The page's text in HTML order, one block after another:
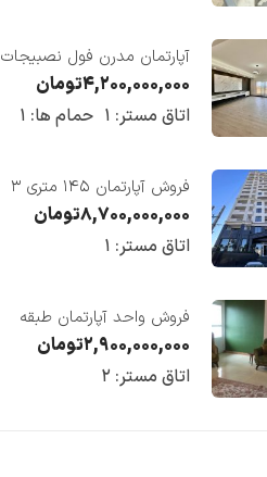
آپارتمان مدرن فول نصبیجات
ساحلی/فریدونکنار
۴,۲۰۰,۰۰۰,۰۰۰تومان
اتاق مستر: ۱ حمام ها: ۱
فروش آپارتمان ۱۴۵ متری ۳
خوابه در فریدونکنار
۸,۷۰۰,۰۰۰,۰۰۰تومان
اتاق مستر: ۱
فروش واحد آپارتمان طبقه
چهارم در فریدونکنار
۲,۹۰۰,۰۰۰,۰۰۰تومان
اتاق مستر: ۲